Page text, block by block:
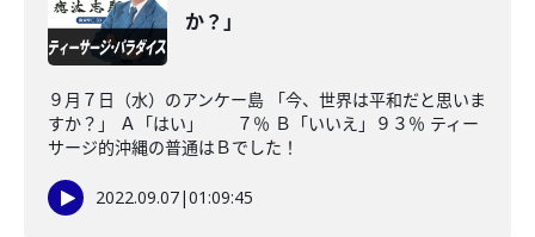
か？」
９月７日（水）のアンケー島 「今、世界は平和だと思いま
すか？」 Ａ「はい」 ７％ Ｂ「いいえ」９３％ ティー
サージ的沖縄の普通はＢでした！
2022.09.07|01:09:45